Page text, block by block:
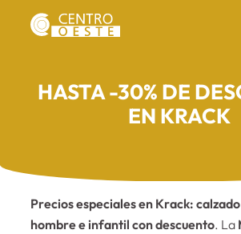
HASTA -30% DE
EN KRACK
Precios especiales en Krack:
hombre e infantil con descuento. La